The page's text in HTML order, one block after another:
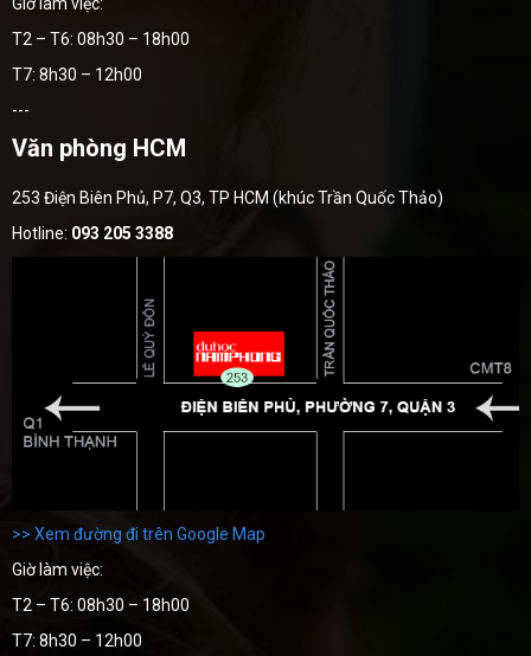
Giờ làm việc:
T2 – T6: 08h30 – 18h00
T7: 8h30 – 12h00
---
Văn phòng HCM
253 Điện Biên Phủ, P7, Q3, TP HCM (khúc Trần Quốc Thảo)
Hotline: 093 205 3388
>> Xem đường đi trên Google Map
Giờ làm việc:
T2 – T6: 08h30 – 18h00
T7: 8h30 – 12h00